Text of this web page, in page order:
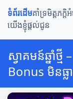
ទំព័រដើមគាំទ្រមិត្តភក្តិ
យើងខ្ញុំផ្តល់ជូន
ស្វាគមន៍ឆ្នាំ
Bonus មិនធ្ល